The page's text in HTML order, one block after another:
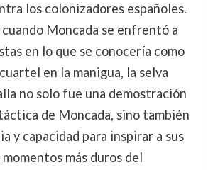
los colonizadores españoles.
cuando Moncada se enfrentó a
en lo que se conocería como
en la manigua, la selva
no solo fue una demostración
de Moncada, sino también
y capacidad para inspirar a sus
más duros del